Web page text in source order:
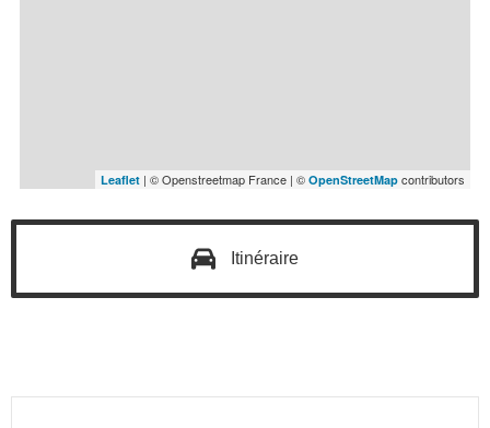
Leaflet | © Openstreetmap France | © OpenStreetMap contributors
Itinéraire